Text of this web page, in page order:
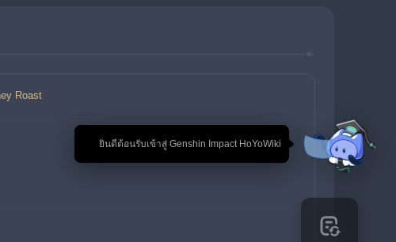
🎉 ยินดีต้อนรับเข้าสู่ Genshin Impact HoYoWiki
Roast